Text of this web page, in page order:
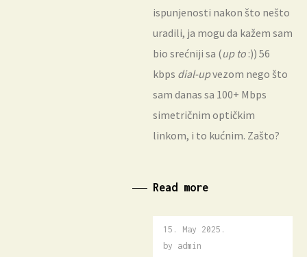
ispunjenosti nakon što nešto
uradili, ja mogu da kažem sam
bio srećniji sa (up to:)) 56
kbps dial-upvezom nego što
sam danas sa 100+ Mbps
simetričnim optičkim
linkom, i to kućnim. Zašto?
Read more
15. May 2025.
by admin